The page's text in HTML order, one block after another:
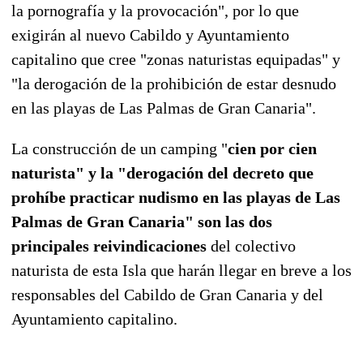
la pornografía y la provocación", por lo que
exigirán al nuevo Cabildo y Ayuntamiento
capitalino que cree "zonas naturistas equipadas" y
"la derogación de la prohibición de estar desnudo
en las playas de Las Palmas de Gran Canaria".
La construcción de un camping "cien por cien
naturista" y la "derogación del decreto que
prohíbe practicar nudismo en las playas de Las
Palmas de Gran Canaria" son las dos
principales reivindicaciones del colectivo
naturista de esta Isla que harán llegar en breve a los
responsables del Cabildo de Gran Canaria y del
Ayuntamiento capitalino.